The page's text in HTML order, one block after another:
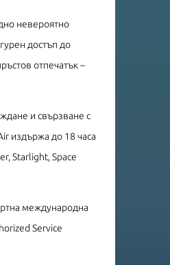
невероятно
достъп до
отпечатък –
и свързване с
издържа до 18 часа
Starlight, Space
международна
Service